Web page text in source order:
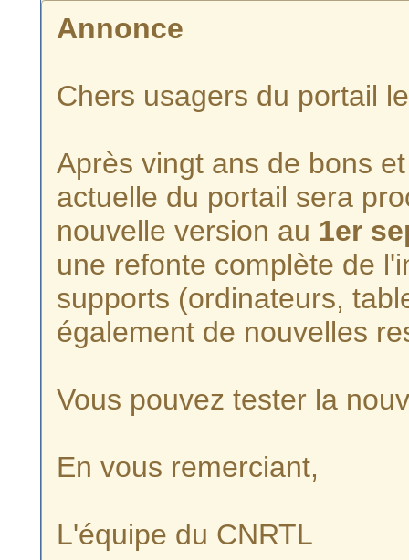
Annonce
Chers usagers du portail
Après vingt ans de bons
actuelle du portail sera
nouvelle version au 1er
une refonte complète de
supports (ordinateurs,
également de nouvelles
Vous pouvez tester la
En vous remerciant,
L'équipe du CNRTL